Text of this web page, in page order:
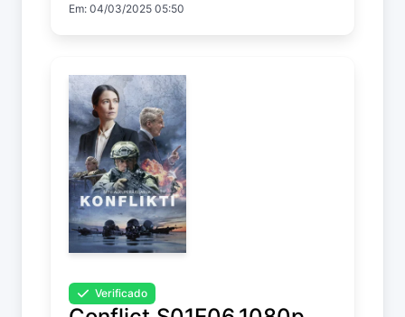
Fire Country
Temp. 3 EP. 12
Em: 04/03/2025 05:50
Verificado